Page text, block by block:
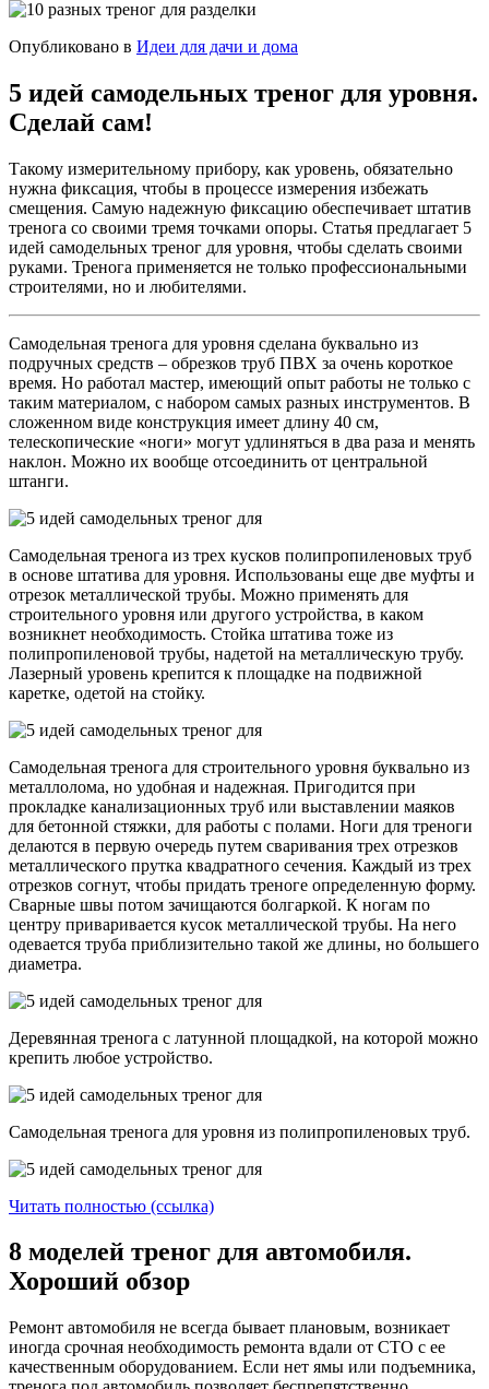
Опубликовано в Идеи для дачи и дома
5 идей самодельных треног для уровня.
Сделай сам!
Такому измерительному прибору, как уровень, обязательно
нужна фиксация, чтобы в процессе измерения избежать
смещения. Самую надежную фиксацию обеспечивает штатив
тренога со своими тремя точками опоры. Статья предлагает 5
идей самодельных треног для уровня, чтобы сделать своими
руками. Тренога применяется не только профессиональными
строителями, но и любителями.
Самодельная тренога для уровня сделана буквально из
подручных средств – обрезков труб ПВХ за очень короткое
время. Но работал мастер, имеющий опыт работы не только с
таким материалом, с набором самых разных инструментов. В
сложенном виде конструкция имеет длину 40 см,
телескопические «ноги» могут удлиняться в два раза и менять
наклон. Можно их вообще отсоединить от центральной
штанги.
Самодельная тренога из трех кусков полипропиленовых труб
в основе штатива для уровня. Использованы еще две муфты и
отрезок металлической трубы. Можно применять для
строительного уровня или другого устройства, в каком
возникнет необходимость. Стойка штатива тоже из
полипропиленовой трубы, надетой на металлическую трубу.
Лазерный уровень крепится к площадке на подвижной
каретке, одетой на стойку.
Самодельная тренога для строительного уровня буквально из
металлолома, но удобная и надежная. Пригодится при
прокладке канализационных труб или выставлении маяков
для бетонной стяжки, для работы с полами. Ноги для треноги
делаются в первую очередь путем сваривания трех отрезков
металлического прутка квадратного сечения. Каждый из трех
отрезков согнут, чтобы придать треноге определенную форму.
Сварные швы потом зачищаются болгаркой. К ногам по
центру приваривается кусок металлической трубы. На него
одевается труба приблизительно такой же длины, но большего
диаметра.
Деревянная тренога с латунной площадкой, на которой можно
крепить любое устройство.
Самодельная тренога для уровня из полипропиленовых труб.
Читать полностью (ссылка)
8 моделей треног для автомобиля.
Хороший обзор
Ремонт автомобиля не всегда бывает плановым, возникает
иногда срочная необходимость ремонта вдали от СТО с ее
качественным оборудованием. Если нет ямы или подъемника,